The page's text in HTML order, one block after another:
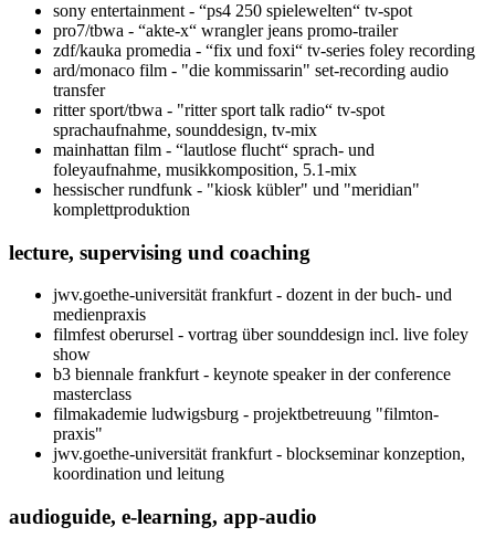
sony entertainment - “ps4 250 spielewelten“ tv-spot
pro7/tbwa - “akte-x“ wrangler jeans promo-trailer
zdf/kauka promedia - “fix und foxi“ tv-series foley recording
ard/monaco film - "die kommissarin" set-recording audio
transfer
ritter sport/tbwa - "ritter sport talk radio“ tv-spot
sprachaufnahme, sounddesign, tv-mix
mainhattan film - “lautlose flucht“ sprach- und
foleyaufnahme, musikkomposition, 5.1-mix
hessischer rundfunk - "kiosk kübler" und "meridian"
komplettproduktion
lecture, supervising und coaching
jwv.goethe-universität frankfurt - dozent in der buch- und
medienpraxis
filmfest oberursel - vortrag über sounddesign incl. live foley
show
b3 biennale frankfurt - keynote speaker in der conference
masterclass
filmakademie ludwigsburg - projektbetreuung "filmton-
praxis"
jwv.goethe-universität frankfurt - blockseminar konzeption,
koordination und leitung
audioguide, e-learning, app-audio